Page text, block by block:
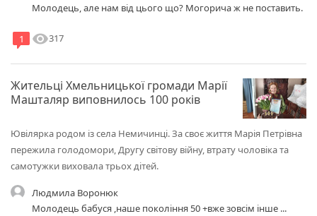
Молодець, але нам від цього що? Могорича ж не поставить.
1 visibility317
Жительці Хмельницької громади Марії
Машталяр виповнилось 100 років
Ювілярка родом із села Немичинці. За своє життя Марія Петрівна
пережила голодомори, Другу світову війну, втрату чоловіка та
самотужки виховала трьох дітей.
Людмила Воронюк
Молодець бабуся ,наше покоління 50 +вже зовсім інше ...